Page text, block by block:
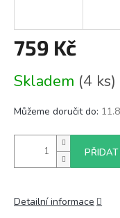
759 Kč
cena:
Skladem (4 ks)
Můžeme doručit do:
PŘIDAT
Detailní informace